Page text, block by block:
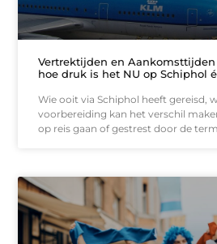
Vertrektijden en
hoe druk is het NU op Schiphol
Wie ooit via Schiphol heeft gereisd,
voorbereiding kan het verschil
op reis gaan of gestrest door de